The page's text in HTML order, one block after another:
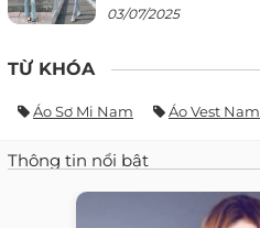
03/07/2025
TỪ KHÓA
Áo Sơ Mi Nam Áo Vest Nam
Thông tin nổi bật